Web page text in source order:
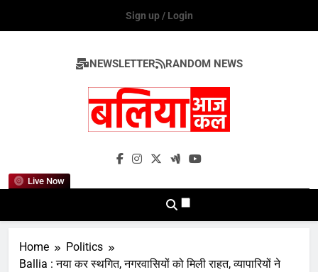
Sign up / Login
NEWSLETTER RANDOM NEWS
Live Now
Ballia Aaj Kal
Home
Politics
Ballia : नया कर स्थगित, नगरवासियों को मिली राहत, व्यापारियों ने